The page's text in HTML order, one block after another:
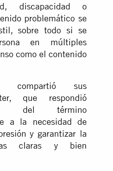
discapacidad o
problemático se
sobre todo si se
en múltiples
como el contenido
compartió sus
que respondió
del término
a la necesidad de
y garantizar la
claras y bien